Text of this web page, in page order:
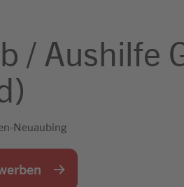
/ Aushilfe
Neuaubing